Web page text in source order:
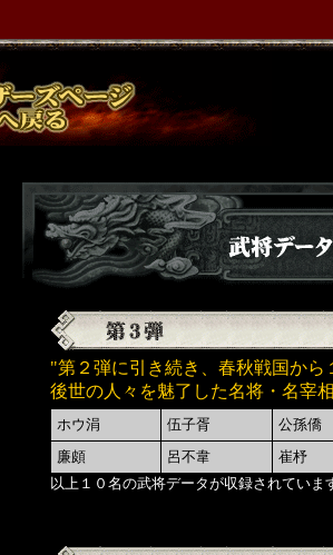
"第２弾に引き続き、春秋戦国から
後世の人々を魅了した名将・名宰
ホウ涓 伍子胥 公孫僑
廉頗
呂不韋 崔杼
以上１０名の武将データが収録されていま